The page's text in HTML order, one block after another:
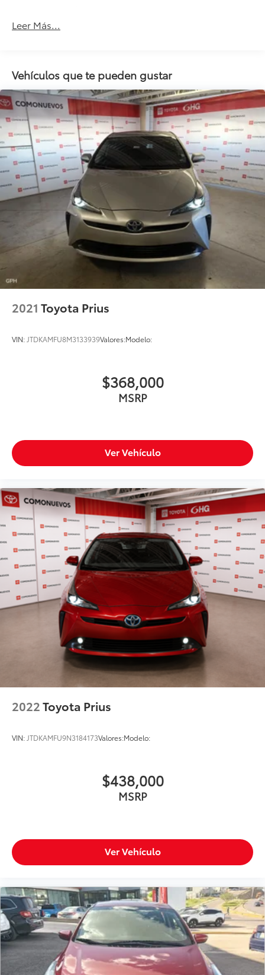
Alarma
Desempañador Trasero
Comando Remoto Para Radio En El Volante
Aire Acondicionado
Control Eléctrico Para Los Retrovisores
Apoya Cabeza En Asientos Traseros
Asiento Conductor Regulable En Altura
Tapizado De Cuero
Paragolpes Pintados
Cristales Eléctricos
Seguros Eléctricos
Am/Fm
Bluetooth®
Único Dueño
Leer Más...
Vehículos que te pueden gustar
2021 Toyota Prius
VIN: JTDKAMFU8M3133939Valores:Modelo:
$368,000
MSRP
Ver Vehículo
2022Toyota Prius
VIN: JTDKAMFU9N3184173Valores:Modelo:
$438,000
MSRP
Ver Vehículo